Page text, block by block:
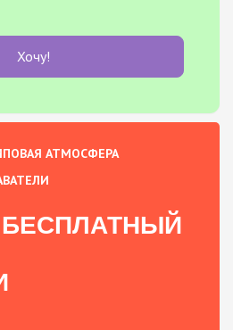
Хочу!
АТМОСФЕРА
БЕСПЛАТНЫЙ